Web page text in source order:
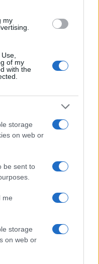
my
of my
with the
storage
on web or
be sent to
me
storage
on web or
sulla
Raggi:
l’Italia: “No ai